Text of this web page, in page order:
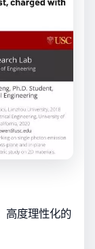
高度理性化的